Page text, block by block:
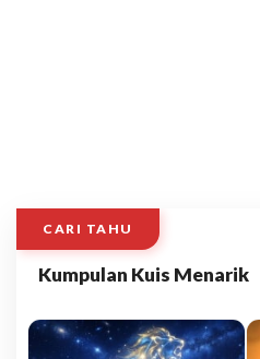
CARI TAHU
Kumpulan Kuis Menarik